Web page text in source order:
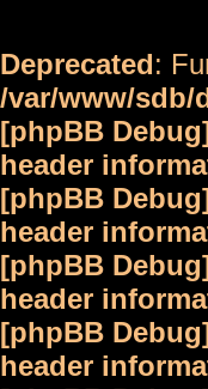
Deprecated:
/var/www/sdb/
[phpBB
header
[phpBB
header
[phpBB
header
[phpBB
header